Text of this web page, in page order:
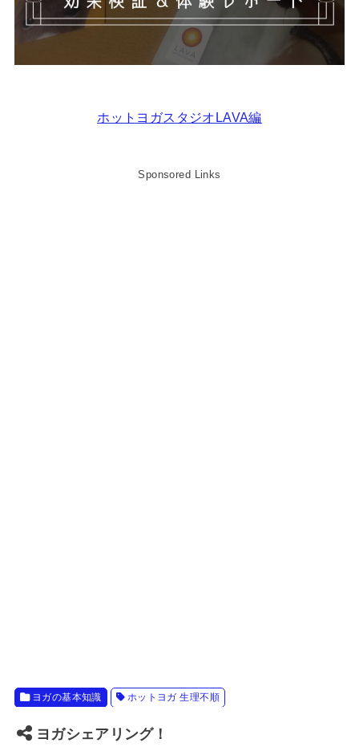
ホットヨガスタジオLAVA編
Sponsored Links
ヨガの基本知識 ホットヨガ 生理不順
ヨガシェアリング！